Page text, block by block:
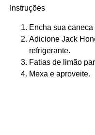
Instruções
Encha sua caneca
Adicione Jack
refrigerante.
Fatias de limão
Mexa e aproveite.